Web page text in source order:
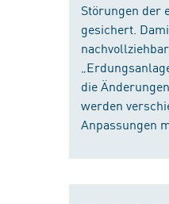
Störungen der
gesichert.
die
werden
Anpassungen